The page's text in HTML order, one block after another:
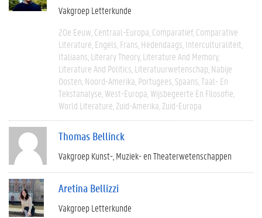
Vakgroep Letterkunde
20e Eeuw Centraal-Europa Comparatief Comparative
Literature Engels Frans Hedendaags Interculturaliteit
Italiaans Literary Theory Literature And Memory
Literature And Politics Literatuurwetenschap Nabije
Oosten Noord-Amerika Portugees Spaans Taal- En
Tekstanalyse West-Europa Wijsbegeerte En Filosofie
World Literature Zuid-Amerika Zuid-Europa
Thomas Bellinck
Vakgroep Kunst-, Muziek- en Theaterwetenschappen
Aretina Bellizzi
Vakgroep Letterkunde